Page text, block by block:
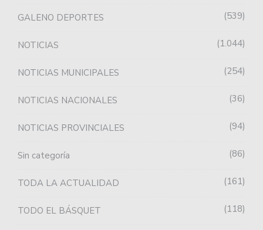
GALENO DEPORTES 539
NOTICIAS 1.044
NOTICIAS MUNICIPALES 254
NOTICIAS NACIONALES 36
NOTICIAS PROVINCIALES 94
Sin categoría 86
TODA LA ACTUALIDAD 161
TODO EL BÁSQUET 118